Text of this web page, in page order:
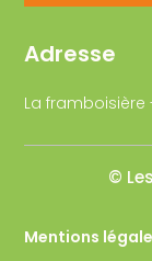
Adresse
La framboisière
©
Mentions